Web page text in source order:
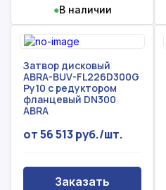
●В наличии
Затвор дисковый
ABRA-BUV-FL226D300G
Ру10 с редуктором
фланцевый DN300
ABRA
от 56 513 руб./шт.
Заказать